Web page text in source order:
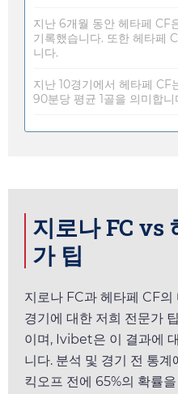
지난 6개월 동안 헤타페 CF
기록했습니다. 또한 헤타페
니다.
지난 10경기에서 헤타페 CF
90분당 평균 1골을 의미합니
지로나 FC vs
가 팁
지로나 FC과 헤타페 CF
경기에 대한 저희 전문가
이며, Ivibet은 이 결과에
니다. 분석 및 경기 전 통계
킥오프 전에 65%의 확률